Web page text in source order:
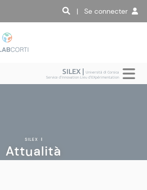
| Se connecter
SILEX |Università di Corsica
Service d'Innovation Lieu d'EXpérimentation
SILEX |
Attualità